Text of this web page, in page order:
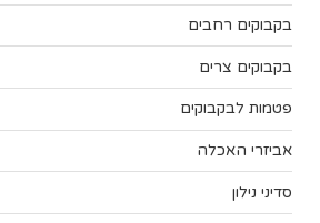
בקבוקים רחבים
בקבוקים צרים
פטמות לבקבוקים
אביזרי האכלה
סדיני נילון